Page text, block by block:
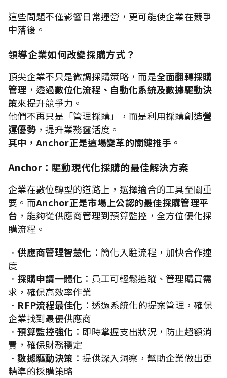
這些問題不僅影響日常運營，更可能使企業在競爭
中落後。
領導企業如何改變採購方式？
頂尖企業不只是微調採購策略，而是全面翻轉採購
管理 ，透過數位化流程、自動化系統及數據驅動決
策來提升競爭力。
他們不再只是「管理採購」，而是利用採購創造營
運優勢，提升業務靈活度。
其中，Anchor正是這場變革的關鍵推手。
Anchor：驅動現代化採購的最佳解決方案
企業在數位轉型的道路上，選擇適合的工具至關重
要。而Anchor正是市場上公認的最佳採購管理平
台 ，能夠從供應商管理到預算監控，全方位優化採
購流程。
．供應商管理智慧化 ：簡化入駐流程，加快合作速
度
． 採購申請一體化 ：員工可輕鬆追蹤、管理購買需
求，確保高效率作業
． RFP流程最佳化 ：透過系統化的提案管理，確保
企業找到最優供應商
．預算監控強化 ：即時掌握支出狀況，防止超額消
費，確保財務穩定
．數據驅動決策 ：提供深入洞察，幫助企業做出更
精準的採購策略